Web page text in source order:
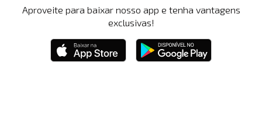
Aproveite para baixar nosso app e tenha vantagens
exclusivas!